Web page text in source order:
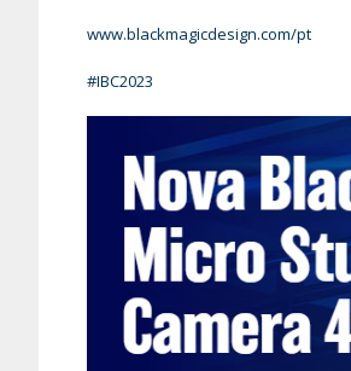
www.blackmagicdesign.com/pt
#IBC2023